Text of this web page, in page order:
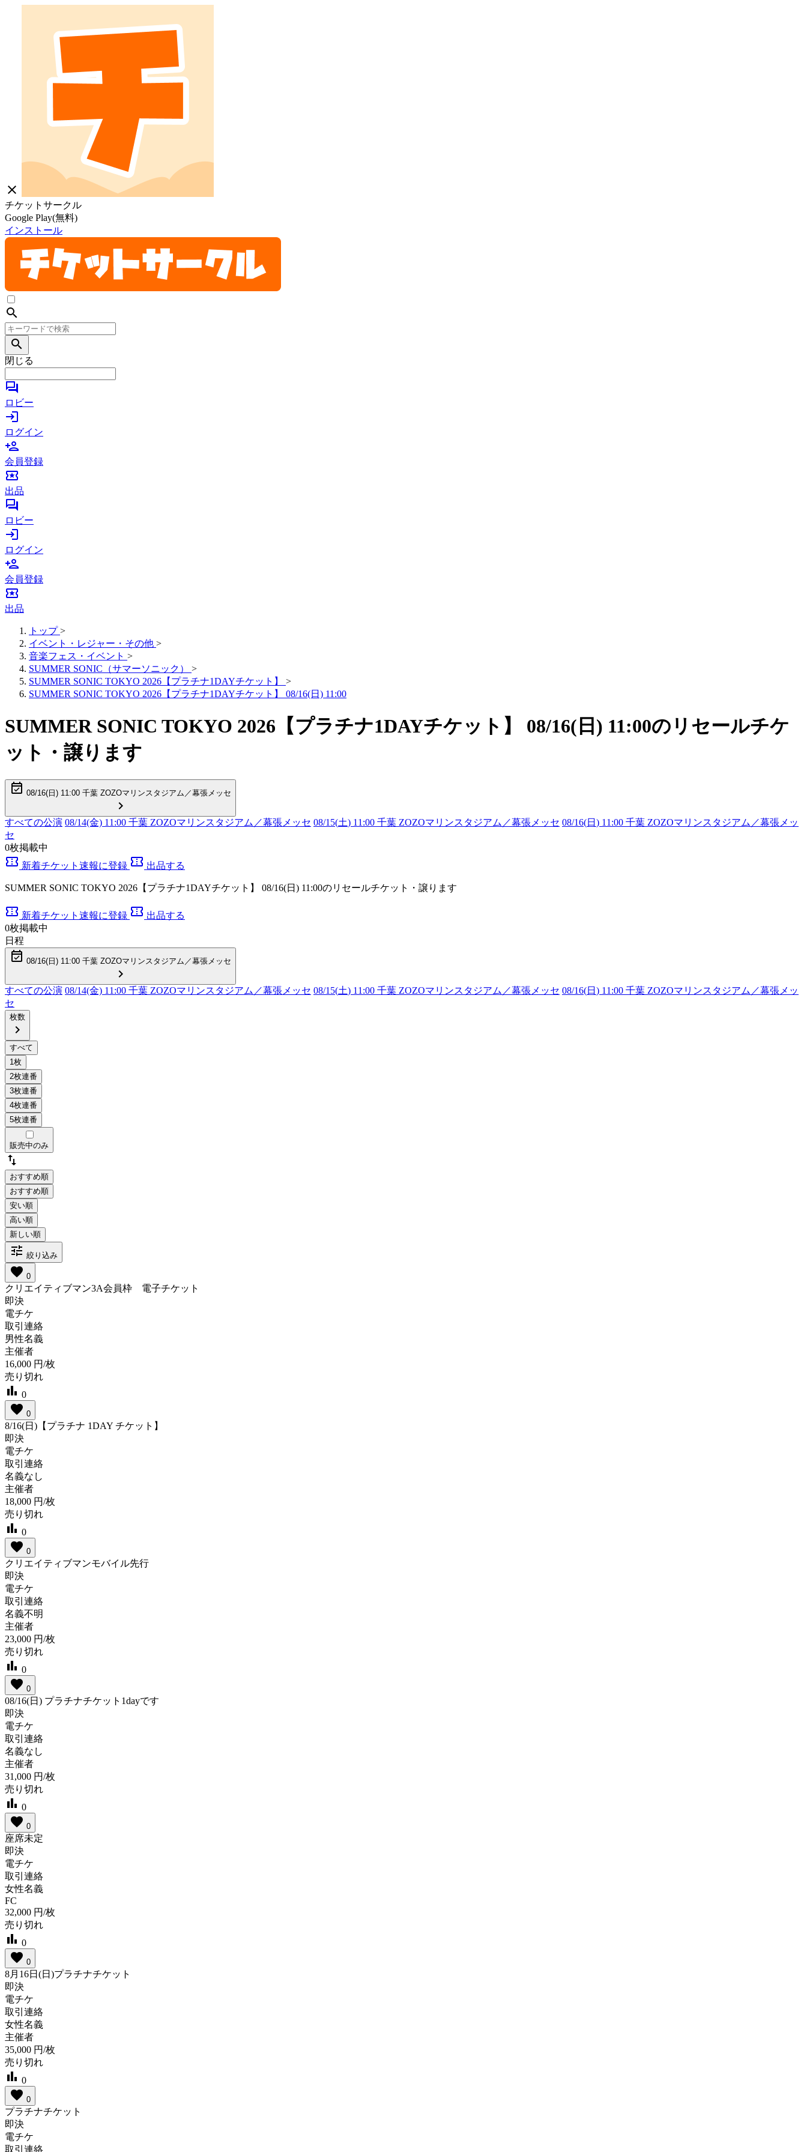
close
チケットサークル
Google Play(無料)
インストール
search
search
閉じる
forum
ロビー
login
ログイン
person_add
会員登録
local_activity
出品
forum
ロビー
login
ログイン
person_add
会員登録
local_activity
出品
トップ >
イベント・レジャー・その他 >
音楽フェス・イベント >
SUMMER SONIC（サマーソニック）
>
SUMMER SONIC TOKYO 2026【プラチナ1DAYチケット】
>
SUMMER SONIC TOKYO 2026【プラチナ1DAYチケット】 08/16(日) 11:00
SUMMER SONIC TOKYO 2026【プラチナ1DAYチケット】 08/16(日) 11:00のリセールチケ
ット・譲ります
event_available 08/16( 日 ) 11:00 千葉 ZOZOマリンスタジアム／幕張メッセ
chevron_right
すべての公演 08/14(金) 11:00 千葉 ZOZOマリンスタジアム／幕張メッセ 08/15(土) 11:00 千葉 ZOZOマリンスタジアム／幕張メッセ 08/16(日 ) 11:00 千葉 ZOZOマリンスタジアム／幕張メッ
セ
0枚掲載中
confirmation_number 新着チケット速報に登録 confirmation_number 出品する
SUMMER SONIC TOKYO 2026【プラチナ1DAYチケット】 08/16(日) 11:00のリセールチケット・譲ります
confirmation_number 新着チケット速報に登録 confirmation_number 出品する
0枚掲載中
日程
event_available 08/16( 日 ) 11:00 千葉 ZOZOマリンスタジアム／幕張メッセ
chevron_right
すべての公演 08/14(金) 11:00 千葉 ZOZOマリンスタジアム／幕張メッセ 08/15(土) 11:00 千葉 ZOZOマリンスタジアム／幕張メッセ 08/16(日 ) 11:00 千葉 ZOZOマリンスタジアム／幕張メッ
セ
枚数
chevron_right
販売中のみ
swap_vert
おすすめ順
tune 絞り込み
favorite 0
クリエイティブマン3A会員枠 電子チケット
即決
電チケ
取引連絡
男性名義
主催者
16,000 円/枚
売り切れ
bar_chart 0
favorite 0
8/16(日)【プラチナ 1DAY チケット】
即決
電チケ
取引連絡
名義なし
主催者
18,000 円/枚
売り切れ
bar_chart 0
favorite 0
クリエイティブマンモバイル先行
即決
電チケ
取引連絡
名義不明
主催者
23,000 円/枚
売り切れ
bar_chart 0
favorite 0
08/16(日) プラチナチケット1dayです
即決
電チケ
取引連絡
名義なし
主催者
31,000 円/枚
売り切れ
bar_chart 0
favorite 0
座席未定
即決
電チケ
取引連絡
女性名義
FC
32,000 円/枚
売り切れ
bar_chart 0
favorite 0
8月16日(日)プラチナチケット
即決
電チケ
取引連絡
女性名義
主催者
35,000 円/枚
売り切れ
bar_chart 0
favorite 0
プラチナチケット
即決
電チケ
取引連絡